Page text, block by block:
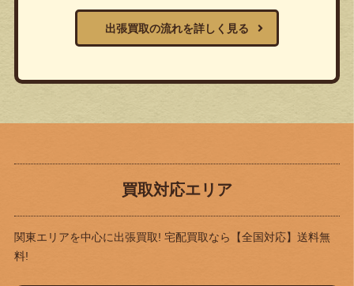
出張買取の流れを詳しく見る
買取対応エリア
関東エリアを中心に出張買取! 宅配買取なら
【全国対応】送料無
料!